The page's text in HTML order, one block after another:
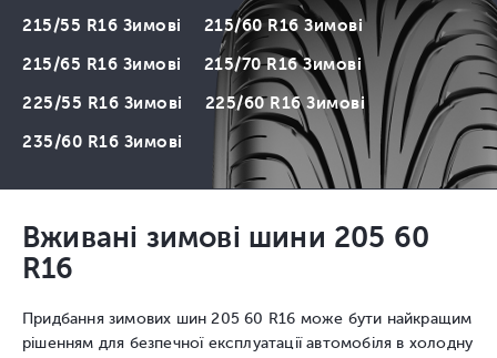
215/55 R16 Зимові
215/60 R16 Зимові
215/65 R16 Зимові
215/70 R16 Зимові
225/55 R16 Зимові
225/60 R16 Зимові
235/60 R16 Зимові
Вживані зимові шини 205 60
R16
Придбання зимових шин 205 60 R16 може бути найкращим
рішенням для безпечної експлуатації автомобіля в холодну